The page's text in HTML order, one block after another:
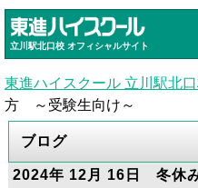
立川駅北口校 オフィシャルサイト
東進ハイスクール 立川駅北
方 ～受験生向け～
ブログ
2024年 12月 16日 冬休